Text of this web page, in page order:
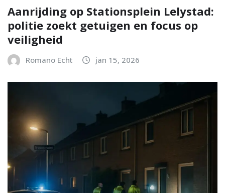
Aanrijding op Stationsplein Lelystad:
politie zoekt getuigen en focus op
veiligheid
Romano Echt jan 15, 2026